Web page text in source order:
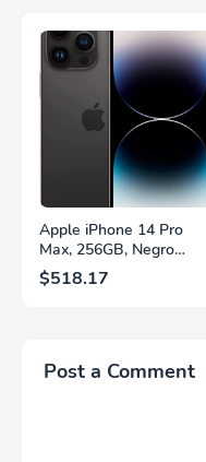
Panel IPS, AMD
FreeSync™ Premium,
Ecualizador Negro,
Cambio Automático de
Fuente,
LS27FG532ENXZA
Apple iPhone 14 Pro
Max, 256GB, Negro
Espacial - Desbloqueado
(Renovado)
$518.17
Post a Comment